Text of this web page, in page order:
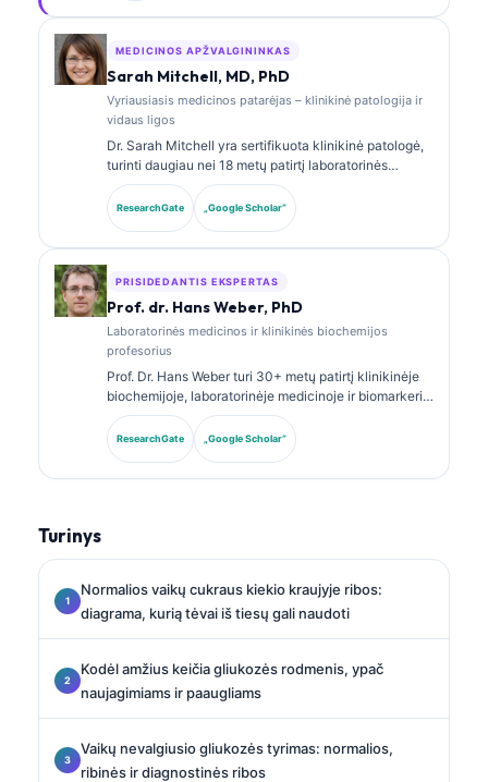
publikavęs biomarkerių interpretavimo ir
laboratorinės diagnostikos laboratorinės medicinos
MEDICINOS APŽVALGININKAS
Sarah Mitchell, MD, PhD
Vyriausiasis medicinos patarėjas – klinikinė patologija ir
vidaus ligos
Dr. Sarah Mitchell yra sertifikuota klinikinė patologė,
turinti daugiau nei 18 metų patirtį laboratorinės
medicinos ir diagnostinės analizės srityje. Ji turi
klinikinės chemijos specializacijos sertifikatus ir
plačiai publikavo biomarkerių panelių bei
ResearchGate „Google Scholar“
PRISIDEDANTIS EKSPERTAS
Prof. dr. Hans Weber, PhD
Laboratorinės medicinos ir klinikinės biochemijos
profesorius
Prof. Dr. Hans Weber turi 30+ metų patirtį klinikinėje
biochemijoje, laboratorinėje medicinoje ir biomarkerių
tyrimuose. Buvęs Vokietijos klinikinės chemijos
draugijos prezidentas, jis specializuojasi diagnostinių
panelių analizėje, biomarkerių standartizavime ir AI
ResearchGate „Google Scholar“
Turinys
Normalios vaikų cukraus kiekio kraujyje ribos:
diagrama, kurią tėvai iš tiesų gali naudoti
Kodėl amžius keičia gliukozės rodmenis, ypač
naujagimiams ir paaugliams
Vaikų nevalgiusio gliukozės tyrimas: normalios,
ribinės ir diagnostinės ribos